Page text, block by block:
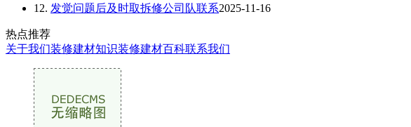
12. 发觉问题后及时取拆修公司队联系2025-11-16
热点推荐
关于我们装修建材知识装修建材百科联系我们